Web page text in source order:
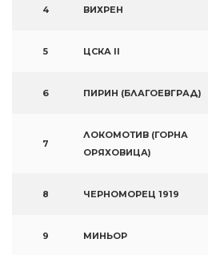
4 ВИХРЕН
5 ЦСКА II
6 ПИРИН (БЛАГОЕВГРАД)
7
ЛОКОМОТИВ (ГОРНА
ОРЯХОВИЦА)
8 ЧЕРНОМОРЕЦ 1919
9 МИНЬОР